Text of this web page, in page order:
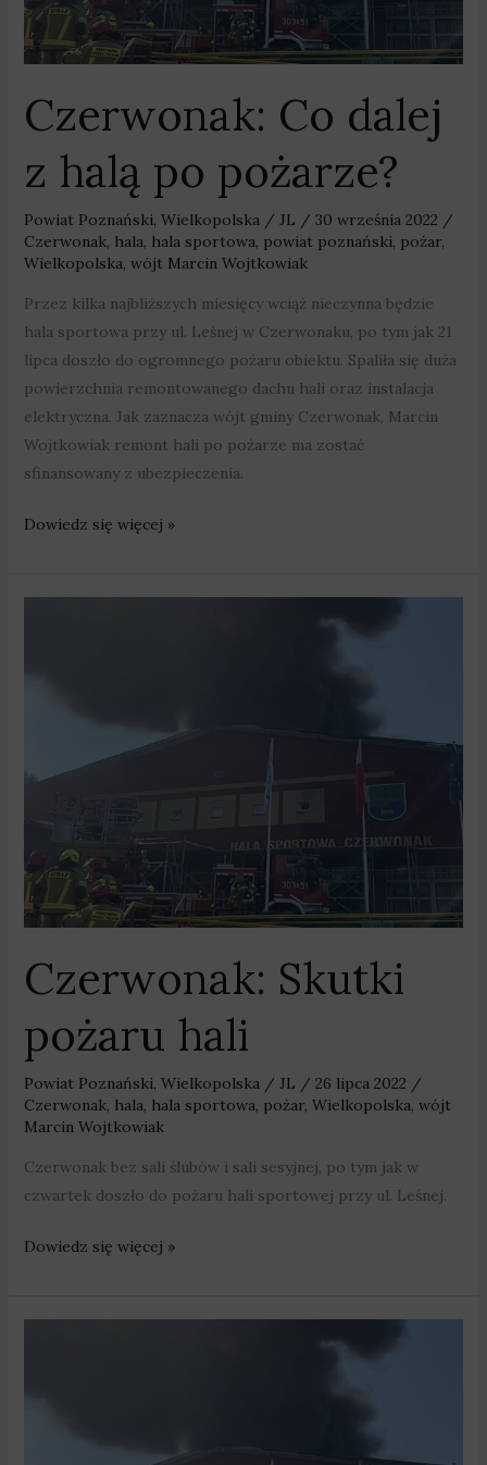
Czerwonak: Co dalej
z halą po pożarze?
Powiat Poznański, Wielkopolska/ JL / 30 września 2022 /
Czerwonak, hala, hala sportowa, powiat poznański, pożar,
Wielkopolska, wójt Marcin Wojtkowiak
Przez kilka najbliższych miesięcy wciąż nieczynna będzie
hala sportowa przy ul. Leśnej w Czerwonaku, po tym jak 21
lipca doszło do ogromnego pożaru obiektu. Spaliła się duża
powierzchnia remontowanego dachu hali oraz instalacja
elektryczna. Jak zaznacza wójt gminy Czerwonak, Marcin
Wojtkowiak remont hali po pożarze ma zostać
sfinansowany z ubezpieczenia.
Dowiedz się więcej »
Czerwonak: Skutki
pożaru hali
Powiat Poznański Wielkopolska / JL / 26 lipca 2022 /
Czerwonak, hala hala sportowa pożar, Wielkopolska wójt
Marcin Wojtkowiak
Czerwonak bez sali ślubów i sali sesyjnej, po tym jak w
czwartek doszło do pożaru hali sportowej przy ul. Leśnej.
Dowiedz się więcej »